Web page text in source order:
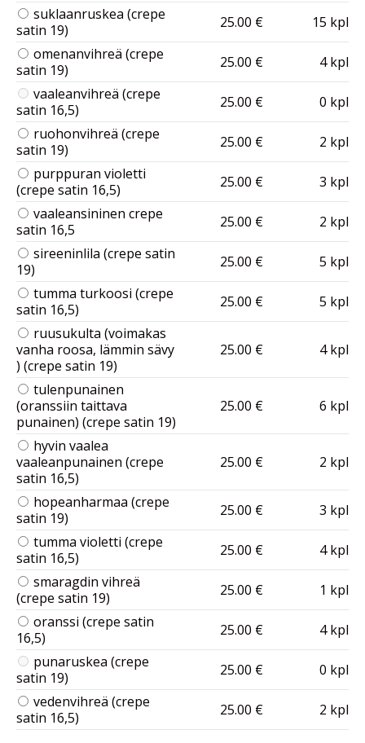
suklaanruskea (crepe
satin 19)
25.00 €
15 kpl
omenanvihreä (crepe
satin 19)
25.00 €
4 kpl
vaaleanvihreä (crepe
satin 16,5)
25.00 €
0 kpl
ruohonvihreä (crepe
satin 19)
25.00 €
2 kpl
purppuran violetti
(crepe satin 16,5)
25.00 €
3 kpl
vaaleansininen crepe
satin 16,5
25.00 €
2 kpl
sireeninlila (crepe satin
19)
25.00 €
5 kpl
tumma turkoosi (crepe
satin 16,5)
25.00 €
5 kpl
ruusukulta (voimakas
vanha roosa, lämmin sävy
) (crepe satin 19)
25.00 € 4 kpl
tulenpunainen
(oranssiin taittava
punainen) (crepe satin 19)
25.00 € 6 kpl
hyvin vaalea
vaaleanpunainen (crepe
satin 16,5)
25.00 € 2 kpl
hopeanharmaa (crepe
satin 19)
25.00 €
3 kpl
tumma violetti (crepe
satin 16,5)
25.00 €
4 kpl
smaragdin vihreä
(crepe satin 19)
25.00 €
1 kpl
oranssi (crepe satin
16,5)
25.00 €
4 kpl
punaruskea (crepe
satin 19)
25.00 €
0 kpl
vedenvihreä (crepe
satin 16,5)
25.00 € 2 kpl